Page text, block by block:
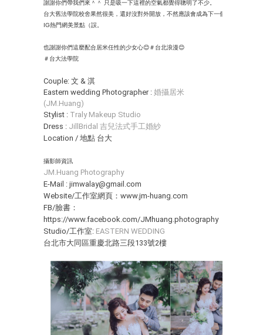
謝謝你們帶我們來＾＾ 只是吸一下這裡的空氣都覺得聰明了不少。
台大舊法學院校舍果然很美，還好沒對外開放，不然應該會成為下一個
IG熱門網美景點（誤。
也謝謝你們這麼配合居米任性的少女心😊＃台北浪漫😊
＃台大法學院
Couple: 文 & 淇
Eastern wedding Photographer : 婚攝居米
(JM.Huang)
Stylist : Traly Makeup Studio
Dress : JillBridal 吉兒法式手工婚紗
Location / 地點 台大
攝影師資訊
JM.Huang Photography
E-Mail : jimwalay@gmail.com
Website/工作室網頁：www.jm-huang.com
FB/臉書：
https://www.facebook.com/JMhuang.photography
Studio/工作室: EASTERN WEDDING
台北市大同區重慶北路三段133號2樓